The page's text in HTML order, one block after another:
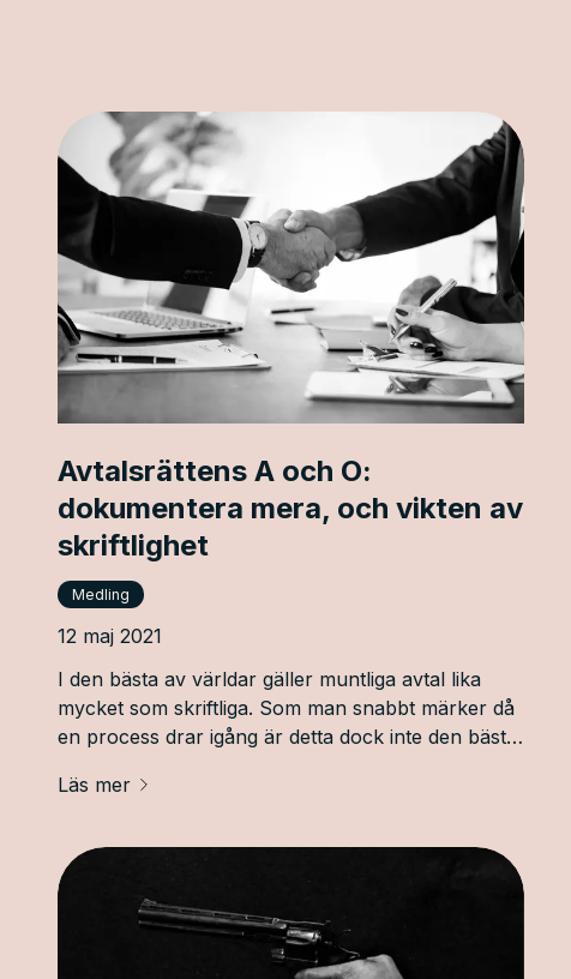
Avtalsrättens A och O:
dokumentera mera, och vikten av
skriftlighet
Medling
12 maj 2021
I den bästa av världar gäller muntliga avtal lika
mycket som skriftliga. Som man snabbt märker då
en process drar igång är detta dock inte den bästa
”verba volant, scripta manent”; eller, ”ord förflyga
motpartens nekande bevisa att ett muntligt avtal
har ingåtts. Motsatsvis är det mycket svårare att
neka till att ett avtal ingåtts när det finns ett skriftligt
avtal med avtalsparternas underskrifter i behörig
Läs mer